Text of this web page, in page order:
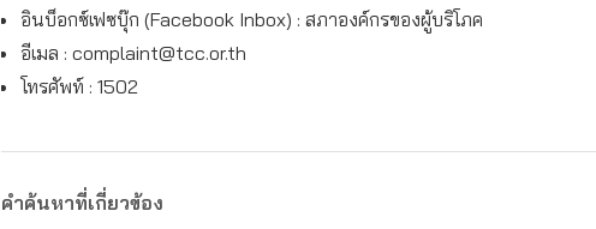
อินบ็อกซ์เฟซบุ๊ก (Facebook Inbox) : สภาองค์กรของผู้บริโภค
อีเมล : complaint@tcc.or.th
โทรศัพท์ : 1502
คำค้นหาที่เกี่ยวข้อง